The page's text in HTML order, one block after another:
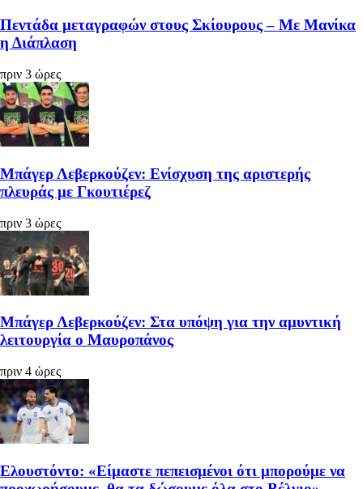
Πεντάδα μεταγραφών στους Σκίουρους – Με Μανίκα
η Διάπλαση
πριν 3 ώρες
Μπάγερ Λεβερκούζεν: Ενίσχυση της αριστερής
πλευράς με Γκουτιέρεζ
πριν 3 ώρες
Μπάγερ Λεβερκούζεν: Στα υπόψη για την αμυντική
λειτουργία ο Μαυροπάνος
πριν 4 ώρες
Ελουστόντο: «Είμαστε πεπεισμένοι ότι μπορούμε να